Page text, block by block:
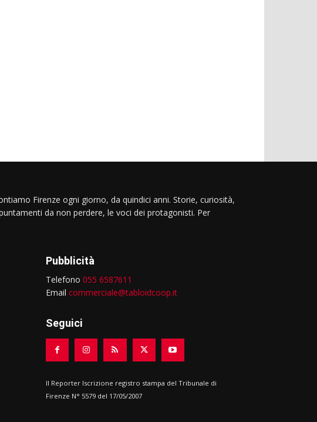
Firenze ogni giorno, da quindici anni. Storie, curiosità,
da non perdere, le voci dei protagonisti. Per
Pubblicità
Telefono 055 6587611
Email commerciale@tabloidcoop.it
Seguici
Il Reporter Iscrizione registro stampa del Tribunale di
Firenze N° 5579 del 17/05/2007